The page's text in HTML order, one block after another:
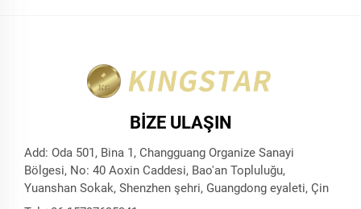
BIZE ULAŞIN
Add: Oda 501, Bina 1, Changguang Organize Sanayi
Bölgesi, No: 40 Aoxin Caddesi, Bao'an Topluluğu,
Yuanshan Sokak, Shenzhen şehri, Guangdong eyaleti, Çin